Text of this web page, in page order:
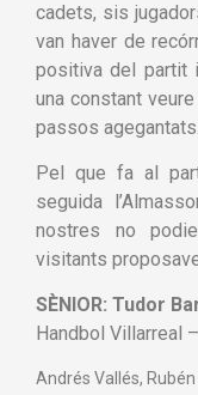
cadets, sis
van haver de
positiva del partit
una constant
passos agegantats.
Pel que fa al
seguida
nostres no
visitants
SÈNIOR: Tudor
Handbol Villarreal
Andrés Vallés,